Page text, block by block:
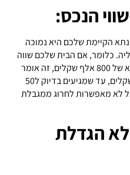
הקיימת שלכם היא נמוכה
כלומר, אם הבית שלכם שווה
2 מיליון שקלים וקיימת עליו משכנתא של 800 אלף שקלים, זה אומר
שאתם יכולים לקחת עוד 200 אלף שקלים, עד שמגיעים בדיוק ל50
לא מאפשרות לחרוג ממגבלת
הגדלת